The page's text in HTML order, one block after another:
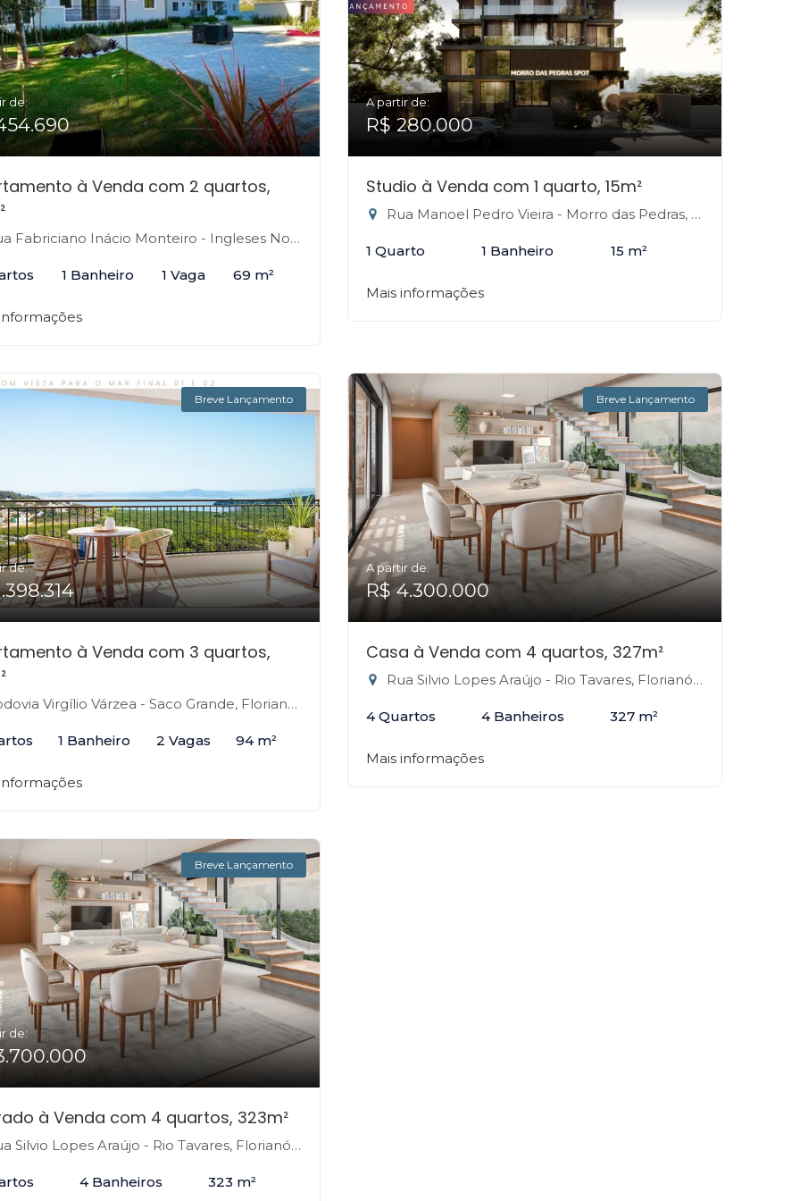
de:
à Venda com 2 quartos,
Fabriciano Inácio Monteiro - Ingleses Norte, Florianópolis-SC
1 Banheiro 1 Vaga 69 m²
A partir de:
R$ 280.000
Studio à Venda com 1 quarto, 15m²
Rua Manoel Pedro Vieira - Morro das Pedras, Florianópolis-SC
1 Quarto 1 Banheiro 15 m²
Mais informações
Breve Lançamento
de:
à Venda com 3 quartos,
Virgílio Várzea - Saco Grande, Florianópolis-SC
1 Banheiro 2 Vagas 94 m²
Breve Lançamento
A partir de:
R$ 4.300.000
Casa à Venda com 4 quartos, 327m²
Rua Silvio Lopes Araújo - Rio Tavares, Florianópolis-SC
4 Quartos 4 Banheiros 327 m²
Mais informações
Breve Lançamento
de:
à Venda com 4 quartos, 323m²
Silvio Lopes Araújo - Rio Tavares, Florianópolis-SC
4 Banheiros 323 m²